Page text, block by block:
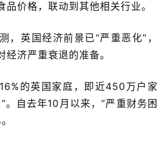
价格，联动到其他相关行业。
，英国经济前景已“严重恶化”，
济严重衰退的准备。
的英国家庭，即近450万户家
。自去年10月以来，“严重财务困